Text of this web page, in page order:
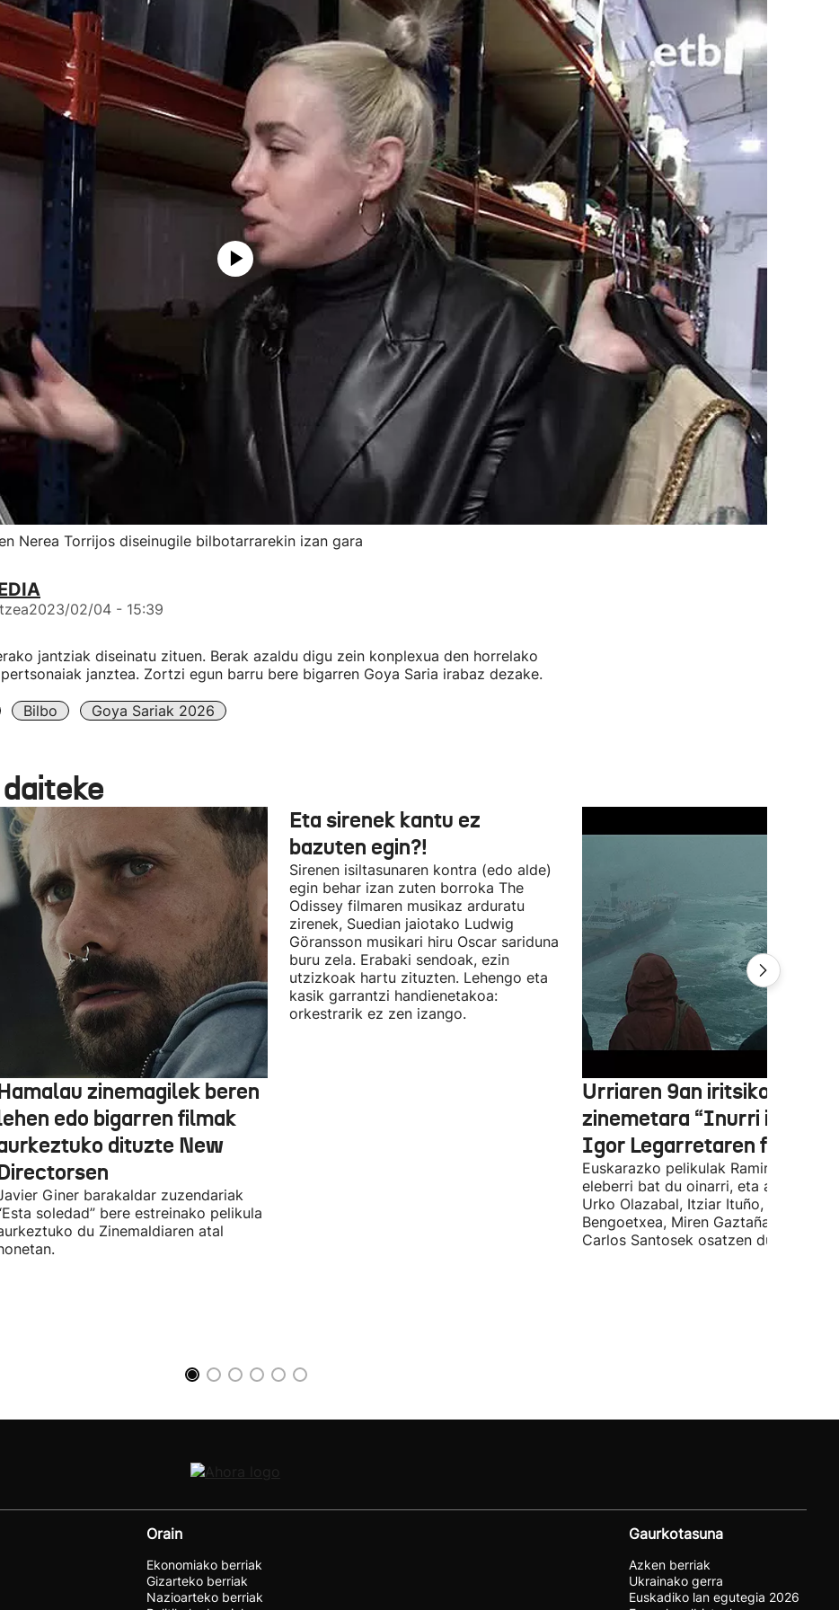
Nerea Torrijos diseinugile bilbotarrarekin izan gara
2023/02/04 - 15:39
jantziak diseinatu zituen. Berak azaldu digu zein konplexua den horrelako
janztea. Zortzi egun barru bere bigarren Goya Saria irabaz dezake.
Bilbo Goya Sariak 2026
zinemagilek beren
edo bigarren filmak
dituzte New
Giner barakaldar zuzendariak
soledad” bere estreinako pelikula
du Zinemaldiaren atal
Eta sirenek kantu ez
bazuten egin?!
Sirenen isiltasunaren kontra (edo alde)
egin behar izan zuten borroka The
Odissey filmaren musikaz arduratu
zirenek, Suedian jaiotako Ludwig
Göransson musikari hiru Oscar sariduna
buru zela. Erabaki sendoak, ezin
utzizkoak hartu zituzten. Lehengo eta
kasik garrantzi handienetakoa:
orkestrarik ez zen izango.
Urriaren 9an iritsiko da
zinemetara “Inurri itsuak”
Igor Legarretaren filma
Euskarazko pelikulak Ramiro
eleberri bat du oinarri, eta
Urko Olazabal, Itziar Ituño, Josean
Bengoetxea, Miren Gaztañaga eta
Carlos Santosek osatzen dute.
Orain
Ekonomiako berriak
Gizarteko berriak
Nazioarteko berriak
Gaurkotasuna
Azken berriak
Ukrainako gerra
Euskadiko lan egutegia 2026